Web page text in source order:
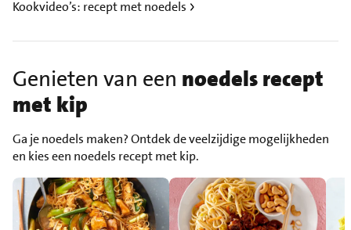
Kookvideo’s: recept met noedels
Genieten van een noedels recept
met kip
Ga je noedels maken? Ontdek de veelzijdige mogelijkheden
en kies een noedels recept met kip.